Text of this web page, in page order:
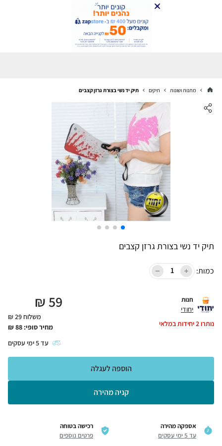
מתנות ושונות תיקים תיק יד נשי בצורת גרזן קצבים
תיק יד נשי בצורת גרזן קצבים
כמות:
חנות
יחודי
נותרו2יחידות במלאי
59
₪
משלוח 29 ₪
מחיר סופי: 88
₪
עד5ימי עסקים
קניה מהירה
הוספה לעגלה
אספקה מהירה
עד 5 ימי עסקים
רכישה בטוחה
פרטים נוספים